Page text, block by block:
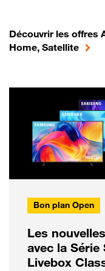
Découvrir les offres
Home, Satellite
Bon plan Open
Les nouvelles
avec la Série
Livebox